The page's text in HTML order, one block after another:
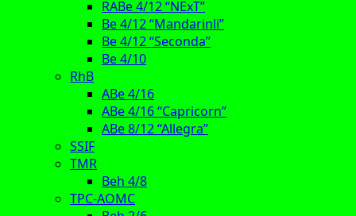
RABe 4/12 “NExT”
Be 4/12 “Mandarinli”
Be 4/12 “Seconda”
Be 4/10
RhB
ABe 4/16
ABe 4/16 “Capricorn”
ABe 8/12 “Allegra”
SSIF
TMR
Beh 4/8
TPC-AOMC